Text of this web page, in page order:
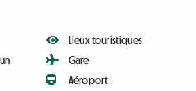
Lieux touristiques
Gare
Aéroport